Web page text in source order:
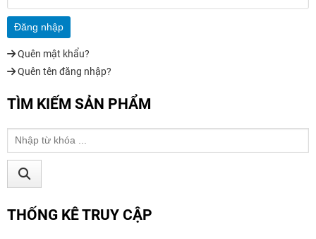
Quên mật khẩu?
Quên tên đăng nhập?
TÌM KIẾM SẢN PHẨM
THỐNG KÊ TRUY CẬP